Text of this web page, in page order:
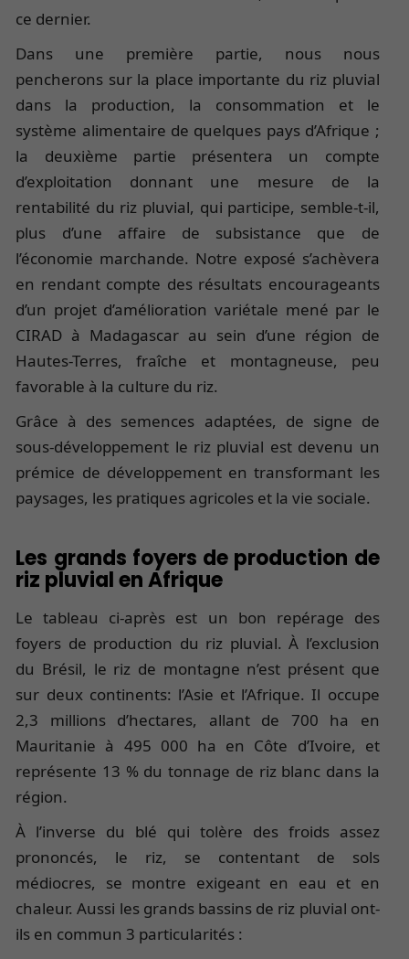
ce dernier.
Dans une première partie, nous nous
pencherons sur la place importante du riz pluvial
dans la production, la consommation et le
système alimentaire de quelques pays d’Afrique ;
la deuxième partie présentera un compte
d’exploitation donnant une mesure de la
rentabilité du riz pluvial, qui participe, semble-t-il,
plus d’une affaire de subsistance que de
l’économie marchande. Notre exposé s’achèvera
en rendant compte des résultats encourageants
d’un projet d’amélioration variétale mené par le
CIRAD à Madagascar au sein d’une région de
Hautes-Terres, fraîche et montagneuse, peu
favorable à la culture du riz.
Grâce à des semences adaptées, de signe de
sous-développement le riz pluvial est devenu un
prémice de développement en transformant les
paysages, les pratiques agricoles et la vie sociale.
Les grands foyers de production de
riz pluvial en Afrique
Le tableau ci-après est un bon repérage des
foyers de production du riz pluvial. À l’exclusion
du Brésil, le riz de montagne n’est présent que
sur deux continents: l’Asie et l’Afrique. Il occupe
2,3 millions d’hectares, allant de 700 ha en
Mauritanie à 495 000 ha en Côte d’Ivoire, et
représente 13 % du tonnage de riz blanc dans la
région.
À l’inverse du blé qui tolère des froids assez
prononcés, le riz, se contentant de sols
médiocres, se montre exigeant en eau et en
chaleur. Aussi les grands bassins de riz pluvial ont-
ils en commun 3 particularités :